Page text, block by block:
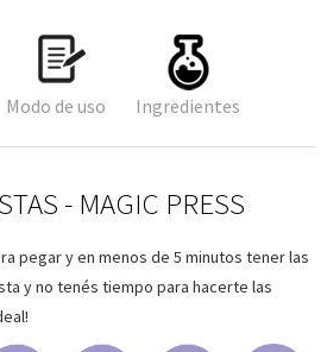
Modo de uso Ingredientes
- MAGIC PRESS
pegar y en menos de 5 minutos tener las
y no tenés tiempo para hacerte las